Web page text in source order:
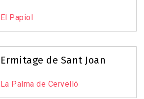
El Papiol
Ermitage de Sant Joan
La Palma de Cervelló